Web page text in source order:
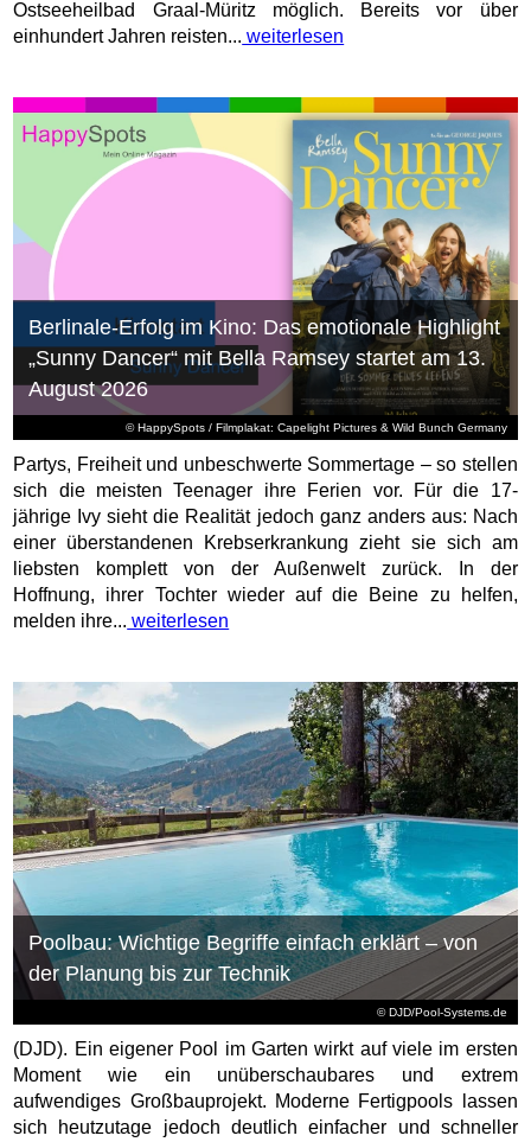
Ostseeheilbad Graal-Müritz möglich. Bereits vor über
einhundert Jahren reisten... weiterlesen
© HappySpots / Filmplakat: Capelight Pictures & Wild Bunch Germany
Berlinale-Erfolg im Kino: Das emotionale Highlight
„Sunny Dancer“ mit Bella Ramsey startet am 13.
August 2026
Partys, Freiheit und unbeschwerte Sommertage – so stellen
sich die meisten Teenager ihre Ferien vor. Für die 17-
jährige Ivy sieht die Realität jedoch ganz anders aus: Nach
einer überstandenen Krebserkrankung zieht sie sich am
liebsten komplett von der Außenwelt zurück. In der
Hoffnung, ihrer Tochter wieder auf die Beine zu helfen,
melden ihre... weiterlesen
© DJD/Pool-Systems.de
Poolbau: Wichtige Begriffe einfach erklärt – von
der Planung bis zur Technik
(DJD). Ein eigener Pool im Garten wirkt auf viele im ersten
Moment wie ein unüberschaubares und extrem
aufwendiges Großbauprojekt. Moderne Fertigpools lassen
sich heutzutage jedoch deutlich einfacher und schneller